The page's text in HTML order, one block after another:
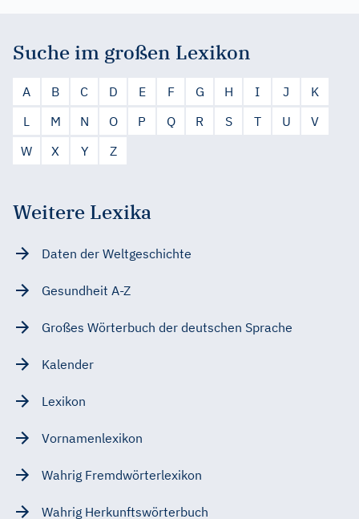
Suche im großen Lexikon
A B C D E F G H I J
K
L
M N O P Q R S T U
V
W
X Y Z
Weitere Lexika
Daten der Weltgeschichte
Gesundheit A-Z
Großes Wörterbuch der deutschen Sprache
Kalender
Lexikon
Vornamenlexikon
Wahrig Fremdwörterlexikon
Wahrig Herkunftswörterbuch